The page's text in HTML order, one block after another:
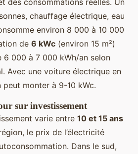
des consommations réelles. Un
chauffage électrique, eau
environ 8 000 à 10 000
de 6 kWc (environ 15 m²)
6 000 à 7 000 kWh/an selon
Avec une voiture électrique en
monter à 9-10 kWc.
sur investissement
varie entre 10 et 15 ans
le prix de l’électricité
Dans le sud,